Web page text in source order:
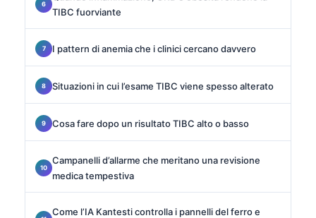
TIBC fuorviante
I pattern di anemia che i clinici cercano davvero
Situazioni in cui l’esame TIBC viene spesso alterato
Cosa fare dopo un risultato TIBC alto o basso
Campanelli d’allarme che meritano una revisione
medica tempestiva
Come l’IA Kantesti controlla i pannelli del ferro e